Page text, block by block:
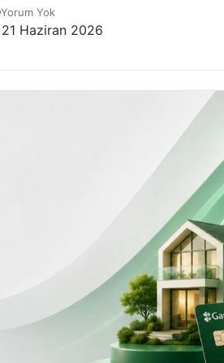
Yorum Yok
21 Haziran 2026